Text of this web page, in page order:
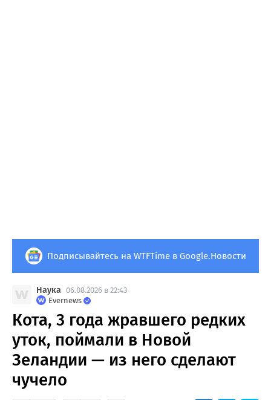
Подписывайтесь на WTFTime в Google.Новости
Наука 06.08.2026 в 22:43
Evernews
Кота, 3 года жравшего редких
уток, поймали в Новой
Зеландии — из него сделают
чучело